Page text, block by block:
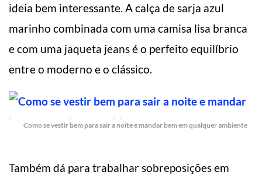
ideia bem interessante. A calça de sarja azul
marinho combinada com uma camisa lisa branca
e com uma jaqueta jeans é o perfeito equilíbrio
entre o moderno e o clássico.
Como se vestir bem para sair a noite e mandar bem em qualquer ambiente
Também dá para trabalhar sobreposições em